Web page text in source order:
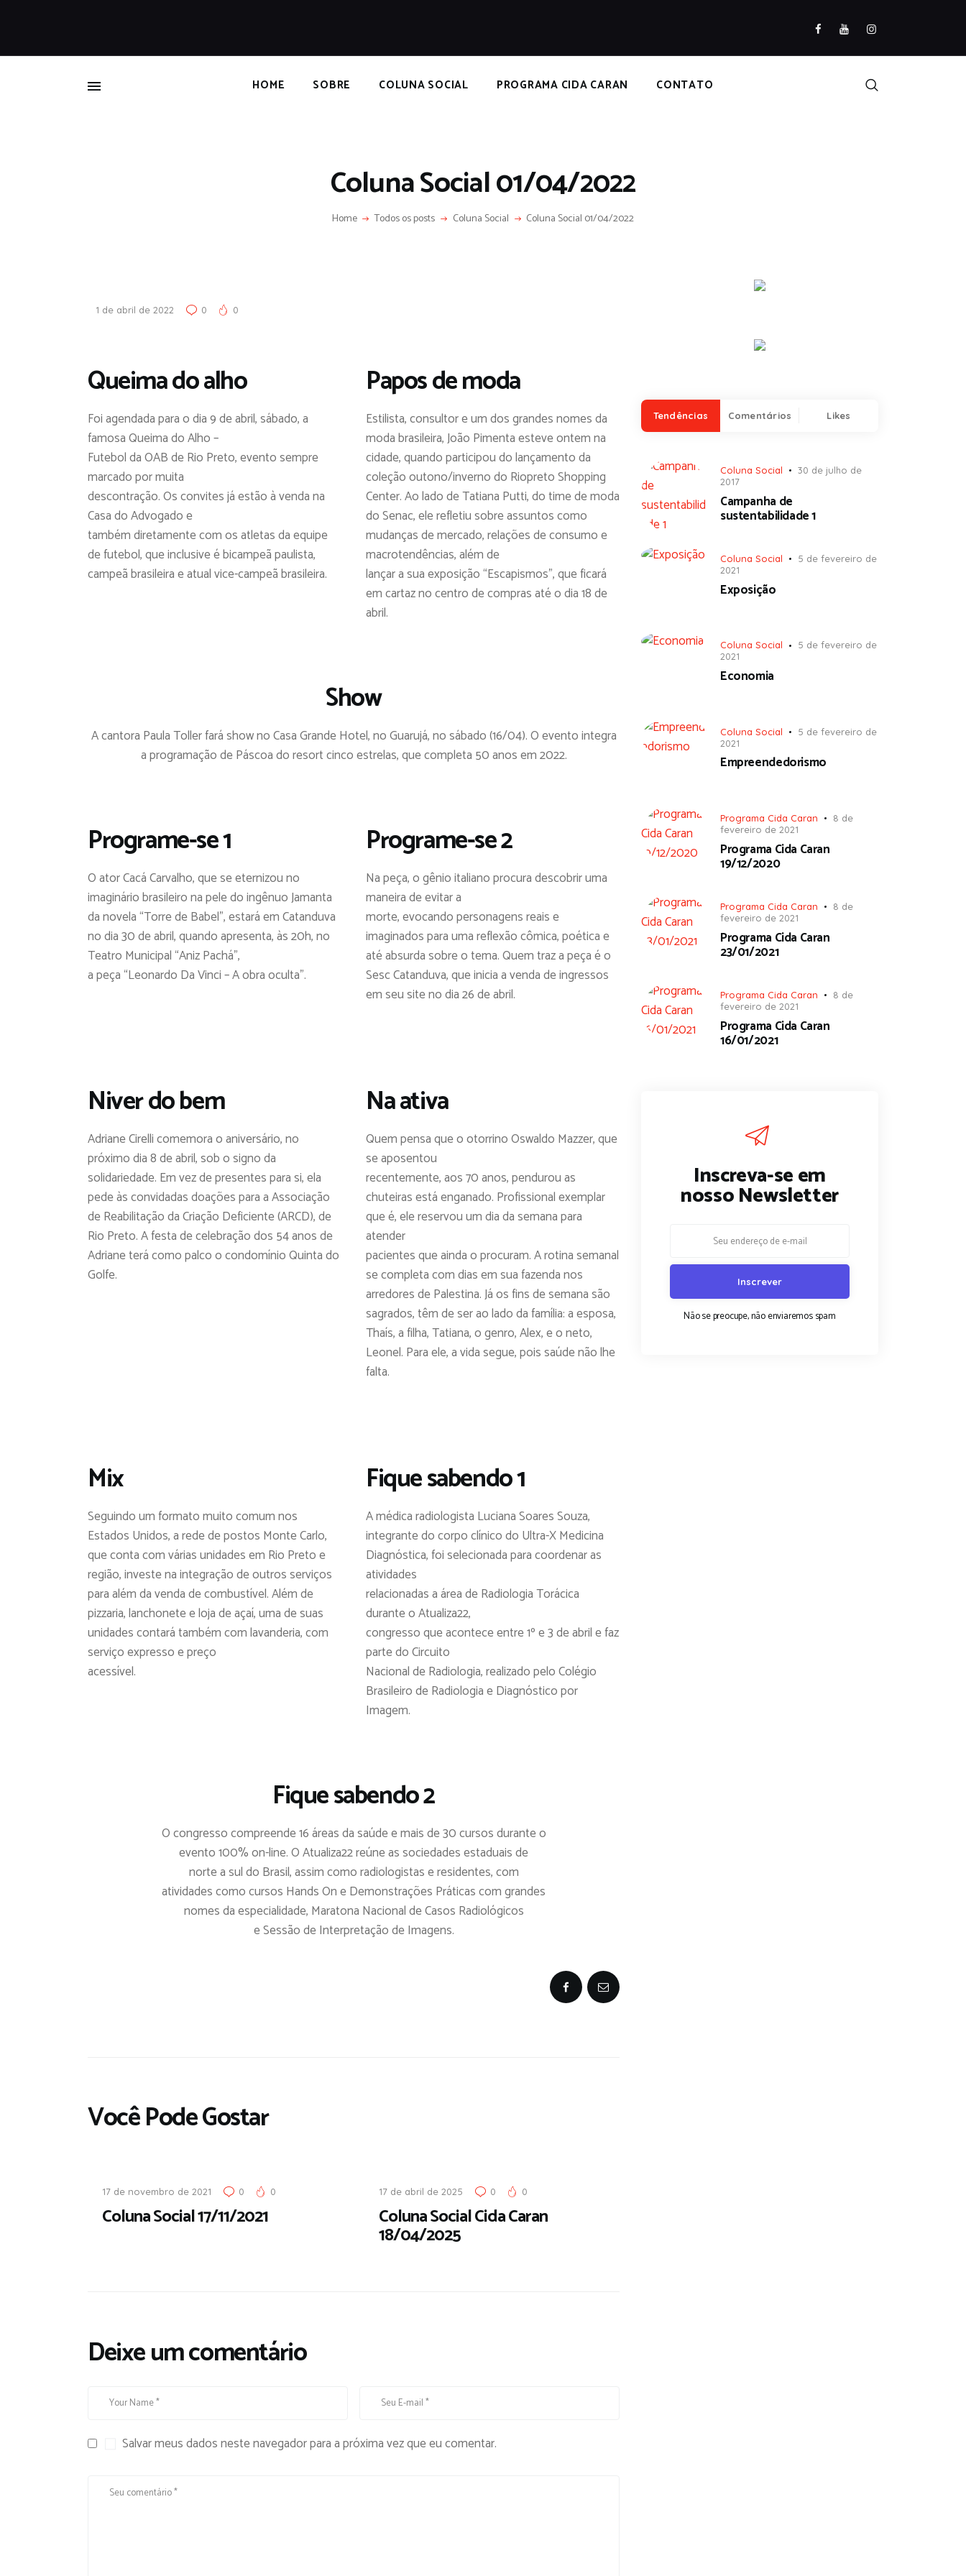
HOME SOBRE COLUNA SOCIAL PROGRAMA CIDA CARAN CONTATO
Coluna Social 01/04/2022
Home Todos os posts Coluna Social Coluna Social 01/04/2022
1 de abril de 2022 0 0
Queima do alho
Foi agendada para o dia 9 de abril, sábado, a
famosa Queima do Alho –
Futebol da OAB de Rio Preto, evento sempre
marcado por muita
descontração. Os convites já estão à venda na
Casa do Advogado e
também diretamente com os atletas da equipe
de futebol, que inclusive é bicampeã paulista,
campeã brasileira e atual vice-campeã brasileira.
Papos de moda
Estilista, consultor e um dos grandes nomes da
moda brasileira, João Pimenta esteve ontem na
cidade, quando participou do lançamento da
coleção outono/inverno do Riopreto Shopping
Center. Ao lado de Tatiana Putti, do time de moda
do Senac, ele refletiu sobre assuntos como
mudanças de mercado, relações de consumo e
macrotendências, além de
lançar a sua exposição “Escapismos”, que ficará
em cartaz no centro de compras até o dia 18 de
abril.
Show
A cantora Paula Toller fará show no Casa Grande Hotel, no Guarujá, no sábado (16/04). O evento integra
a programação de Páscoa do resort cinco estrelas, que completa 50 anos em 2022.
Programe-se 1
O ator Cacá Carvalho, que se eternizou no
imaginário brasileiro na pele do ingênuo Jamanta
da novela “Torre de Babel”, estará em Catanduva
no dia 30 de abril, quando apresenta, às 20h, no
Teatro Municipal “Aniz Pachá”,
a peça “Leonardo Da Vinci – A obra oculta”.
Programe-se 2
Na peça, o gênio italiano procura descobrir uma
maneira de evitar a
morte, evocando personagens reais e
imaginados para uma reflexão cômica, poética e
até absurda sobre o tema. Quem traz a peça é o
Sesc Catanduva, que inicia a venda de ingressos
em seu site no dia 26 de abril.
Niver do bem
Adriane Cirelli comemora o aniversário, no
próximo dia 8 de abril, sob o signo da
solidariedade. Em vez de presentes para si, ela
pede às convidadas doações para a Associação
de Reabilitação da Criação Deficiente (ARCD), de
Rio Preto. A festa de celebração dos 54 anos de
Adriane terá como palco o condomínio Quinta do
Golfe.
Na ativa
Quem pensa que o otorrino Oswaldo Mazzer, que
se aposentou
recentemente, aos 70 anos, pendurou as
chuteiras está enganado. Profissional exemplar
que é, ele reservou um dia da semana para
atender
pacientes que ainda o procuram. A rotina semanal
se completa com dias em sua fazenda nos
arredores de Palestina. Já os fins de semana são
sagrados, têm de ser ao lado da família: a esposa,
Thaís, a filha, Tatiana, o genro, Alex, e o neto,
Leonel. Para ele, a vida segue, pois saúde não lhe
falta.
Mix
Seguindo um formato muito comum nos
Estados Unidos, a rede de postos Monte Carlo,
que conta com várias unidades em Rio Preto e
região, investe na integração de outros serviços
para além da venda de combustível. Além de
pizzaria, lanchonete e loja de açaí, uma de suas
unidades contará também com lavanderia, com
serviço expresso e preço
acessível.
Fique sabendo 1
A médica radiologista Luciana Soares Souza,
integrante do corpo clínico do Ultra-X Medicina
Diagnóstica, foi selecionada para coordenar as
atividades
relacionadas a área de Radiologia Torácica
durante o Atualiza22,
congresso que acontece entre 1º e 3 de abril e faz
parte do Circuito
Nacional de Radiologia, realizado pelo Colégio
Brasileiro de Radiologia e Diagnóstico por
Imagem.
Fique sabendo 2
O congresso compreende 16 áreas da saúde e mais de 30 cursos durante o
evento 100% on-line. O Atualiza22 reúne as sociedades estaduais de
norte a sul do Brasil, assim como radiologistas e residentes, com
atividades como cursos Hands On e Demonstrações Práticas com grandes
nomes da especialidade, Maratona Nacional de Casos Radiológicos
e Sessão de Interpretação de Imagens.
Você Pode Gostar
17 de novembro de 2021 0 0
Coluna Social 17/11/2021
17 de abril de 2025 0 0
Coluna Social Cida Caran
18/04/2025
Deixe um comentário
Salvar meus dados neste navegador para a próxima vez que eu comentar.
Tendências Comentários Likes
Coluna Social
30 de julho de
2017
Campanha de
sustentabilidade 1
Coluna Social
5 de fevereiro de
2021
Exposição
Coluna Social
5 de fevereiro de
2021
Economia
Coluna Social
5 de fevereiro de
2021
Empreendedorismo
Programa Cida Caran
8 de
fevereiro de 2021
Programa Cida Caran
19/12/2020
Programa Cida Caran
8 de
fevereiro de 2021
Programa Cida Caran
23/01/2021
Programa Cida Caran
8 de
fevereiro de 2021
Programa Cida Caran
16/01/2021
Inscreva-se em
nosso Newsletter
Não se preocupe, não enviaremos spam